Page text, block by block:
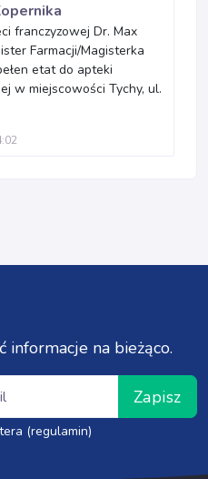
franczyzowej Dr. Max
Farmacji/Magisterka
etat do apteki
w miejscowości Tychy, ul.
informacje na bieżąco.
Zapisz
(regulamin)